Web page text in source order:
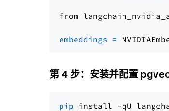
from
embeddings =
第 4 步：安装并配置
pip